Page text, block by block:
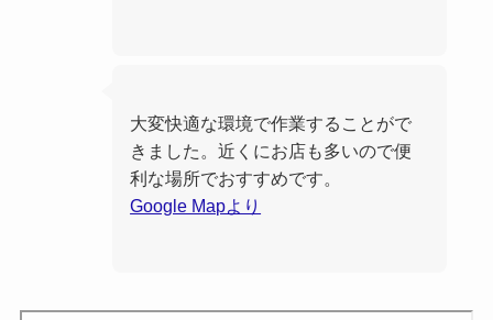
大変快適な環境で作業することがで
きました。近くにお店も多いので便
利な場所でおすすめです。
Google Mapより